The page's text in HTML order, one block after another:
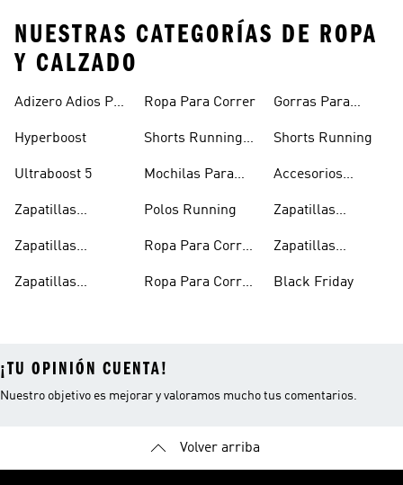
NUESTRAS CATEGORÍAS DE ROPA
Y CALZADO
Adizero Adios Pro
Hyperboost
Ultraboost 5
Zapatillas
Zapatillas
Zapatillas
Ropa Para Correr
Shorts Running
Mochilas Para
Polos Running
Ropa Para Correr
Ropa Para Correr
Gorras Para
Shorts Running
Accesorios
Zapatillas
Oferta
Zapatillas
Black Friday
¡TU OPINIÓN CUENTA!
Nuestro objetivo es mejorar y valoramos mucho tus comentarios.
Volver arriba